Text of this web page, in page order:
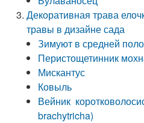
Декоративная трава
травы в дизайне сада
Зимуют в средней
Перистощетинник
Мискантус
Ковыль
Вейник
brachytricha)